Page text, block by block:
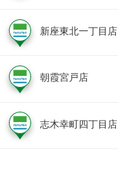
新座東北一丁目店
朝霞宮戸店
志木幸町四丁目店